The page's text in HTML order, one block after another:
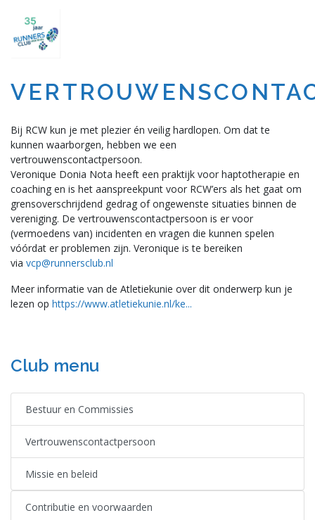
Bij RCW kun je met plezier én veilig hardlopen. Om dat te
kunnen waarborgen, hebben we een
vertrouwenscontactpersoon.
Veronique Donia Nota heeft een praktijk voor haptotherapie en
coaching en is het aanspreekpunt voor RCW’ers als het gaat om
grensoverschrijdend gedrag of ongewenste situaties binnen de
vereniging. De vertrouwenscontactpersoon is er voor
(vermoedens van) incidenten en vragen die kunnen spelen
vóórdat er problemen zijn. Veronique is te bereiken
via vcp@runnersclub.nl
Meer informatie van de Atletiekunie over dit onderwerp kun je
lezen op https://www.atletiekunie.nl/ke...
Club menu
Bestuur en Commissies
Vertrouwenscontactpersoon
Missie en beleid
Contributie en voorwaarden